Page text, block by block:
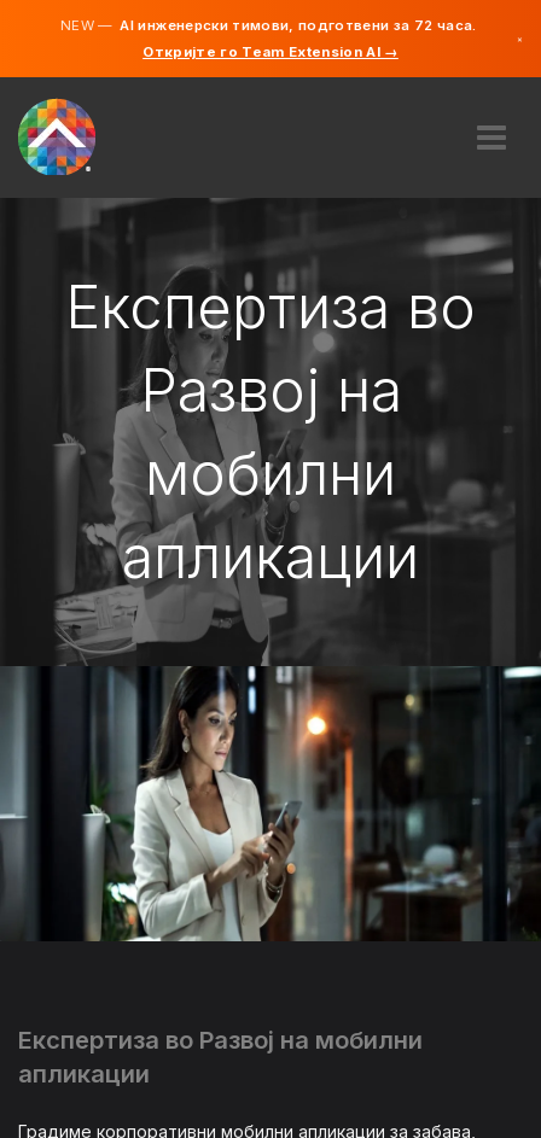
NEW —AI инженерски тимови, подготвени за 72 часа.
Откријте го Team Extension AI →
×
ЕКСПЕРТИЗА
КАКО ФУНКЦИОНИРА?
КАРИЕРИ
СЕВЕРНА МАКЕДОНИЈА
ЗАПОЧНЕТЕ
Експертиза во
Развој на
мобилни
апликации
Експертиза во Развој на мобилни
апликации
Градиме корпоративни мобилни апликации за забава,